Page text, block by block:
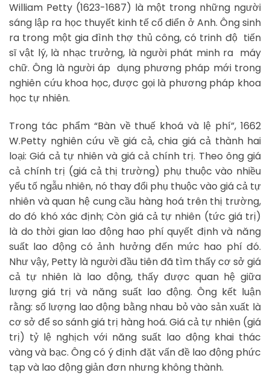
William Petty (1623-1687) là một trong những người
sáng lập ra học thuyết kinh tế cổ điển ở Anh. Ông sinh
ra trong một gia đình thợ thủ công, có trinh độ tiến
sĩ vật lý, là nhạc trưởng, là người phát minh ra máy
chữ. Ông là người áp dụng phương pháp mới trong
nghiên cứu khoa học, được gọi là phương pháp khoa
học tự nhiên.
Trong tác phẩm “Bàn về thuế khoá và lệ phí”, 1662
W.Petty nghiên cứu về giá cả, chia giá cả thành hai
loại: Giá cả tự nhiên và giá cả chính trị. Theo ông giá
cả chính trị (giá cả thị trường) phụ thuộc vào nhiều
yếu tố ngẫu nhiên, nó thay đổi phụ thuộc vào giá cả tự
nhiên và quan hệ cung cầu hàng hoá trên thị trường,
do đó khó xác định; Còn giá cả tự nhiên (tức giá trị)
là do thời gian lao động hao phí quyết định và năng
suất lao động có ảnh hưởng đến mức hao phí đó.
Như vậy, Petty là người đầu tiên đã tìm thấy cơ sở giá
cả tự nhiên là lao động, thấy được quan hệ giữa
lượng giá trị và năng suất lao động. Ông kết luận
rằng: số lượng lao động bằng nhau bỏ vào sản xuất là
cơ sở để so sánh giá trị hàng hoá. Giá cả tự nhiên (giá
trị) tỷ lệ nghịch với năng suất lao động khai thác
vàng và bạc. Ông có ý định đặt vấn đề lao động phức
tạp và lao động giản đơn nhưng không thành.